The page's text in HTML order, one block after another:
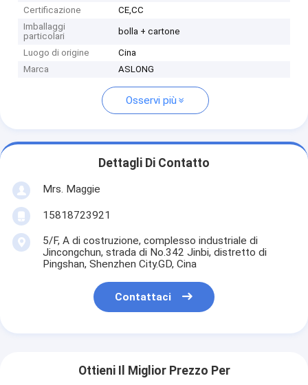
Certificazione
CE,CC
Imballaggi
particolari
bolla + cartone
Luogo di origine
Cina
Marca
ASLONG
Osservi più
Dettagli Di Contatto
Mrs. Maggie
15818723921
5/F, A di costruzione, complesso industriale di
Jincongchun, strada di No.342 Jinbi, distretto di
Pingshan, Shenzhen City.GD, Cina
Contattaci
Ottieni Il Miglior Prezzo Per